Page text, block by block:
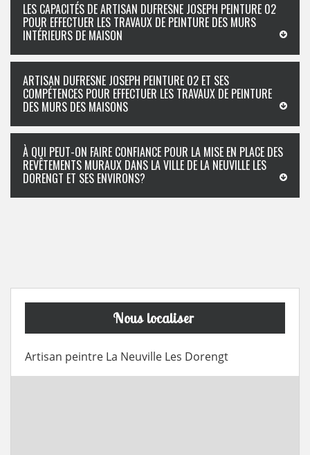
LES CAPACITÉS DE ARTISAN DUFRESNE JOSEPH PEINTURE 02
POUR EFFECTUER LES TRAVAUX DE PEINTURE DES MURS
INTÉRIEURS DE MAISON
ARTISAN DUFRESNE JOSEPH PEINTURE 02 ET SES
COMPÉTENCES POUR EFFECTUER LES TRAVAUX DE PEINTURE
DES MURS DES MAISONS
À QUI PEUT-ON FAIRE CONFIANCE POUR LA MISE EN PLACE DES
REVÊTEMENTS MURAUX DANS LA VILLE DE LA NEUVILLE LES
DORENGT ET SES ENVIRONS?
Nous localiser
Artisan peintre La Neuville Les Dorengt